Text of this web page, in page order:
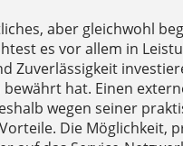
aber gleichwohl
es vor allem in
Zuverlässigkeit
bewährt hat. Einen
wegen seiner
Die Möglichkeit,